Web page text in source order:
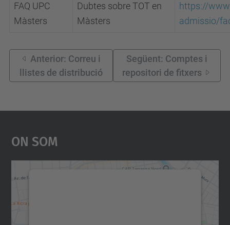
FAQ UPC
Màsters
Dubtes sobre TOT en
Màsters
https://
admissio/
Anterior: Correu i
llistes de distribució
Següent: Comptes i
repositori de fitxers
On Som